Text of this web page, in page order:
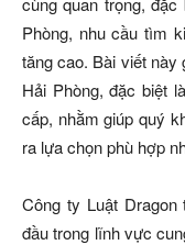
Phòng, nhu cầu tìm
tăng cao. Bài viết
Hải Phòng, đặc biệt
cấp, nhằm giúp quý
ra lựa chọn phù hợp
Công ty Luật
đầu trong lĩnh vực